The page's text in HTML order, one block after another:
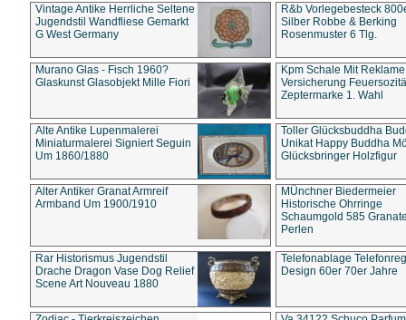
Vintage Antike Herrliche Seltene
Jugendstil Wandfliese Gemarkt
G West Germany
R&b Vorlegebesteck
Silber Robbe & Berking
Rosenmuster 6 Tlg.
Murano Glas - Fisch 1960?
Glaskunst Glasobjekt Mille Fiori
Kpm Schale Mit Reklame
Versicherung
Zeptermarke 1. Wahl
Alte Antike Lupenmalerei
Miniaturmalerei Signiert Seguin
Um 1860/1880
Toller Glücksbuddha
Unikat Happy Buddha
Glücksbringer Holzfigur
Alter Antiker Granat Armreif
Armband Um 1900/1910
MÜnchner Biedermeier
Historische Ohrringe
Schaumgold 585
Perlen
Rar Historismus Jugendstil
Drache Dragon Vase Dog Relief
Scene Art Nouveau 1880
Telefonablage
Design 60er 70er Jahre